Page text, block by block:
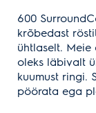
600
krõbedast
ühtlaselt.
oleks läbivalt
kuumust ringi.
pöörata ega